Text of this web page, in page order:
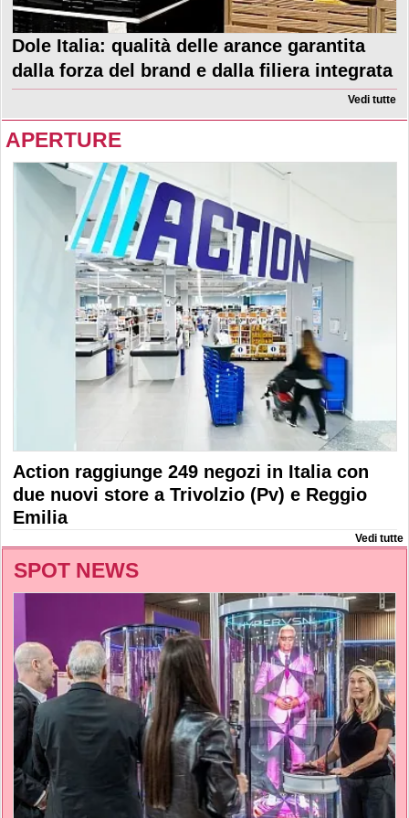
Dole Italia: qualità delle arance garantita
dalla forza del brand e dalla filiera integrata
Vedi tutte
APERTURE
Action raggiunge 249 negozi in Italia con
due nuovi store a Trivolzio (Pv) e Reggio
Emilia
Vedi tutte
SPOT NEWS